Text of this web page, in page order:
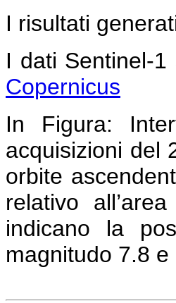
I risultati
I dati Sentinel-
Copernicus
In Figura:
acquisizioni del
orbite
relativo
indicano la
magnitudo 7.8